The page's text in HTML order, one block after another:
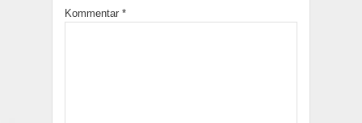
Kommentar *